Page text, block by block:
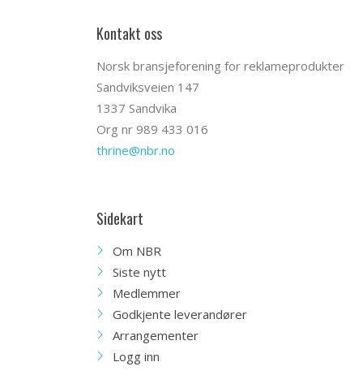
Kontakt oss
Norsk bransjeforening for reklameprodukter
Sandviksveien 147
1337 Sandvika
Org nr 989 433 016
thrine@nbr.no
Sidekart
Om NBR
Siste nytt
Medlemmer
Godkjente leverandører
Arrangementer
Logg inn